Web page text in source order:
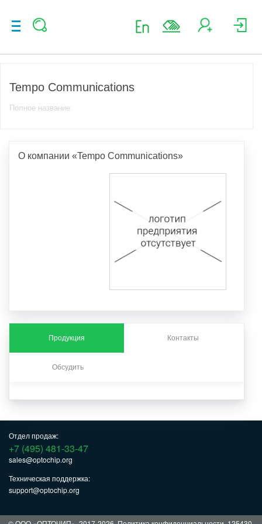
Tempo Communications
Полное название:
О компании «Tempo Communications»
Продукция Контакты
Обсудить
Отдел продаж:
+7 (495) 481-33-47
sales@optochip.org
Техническая поддержка:
support@optochip.org